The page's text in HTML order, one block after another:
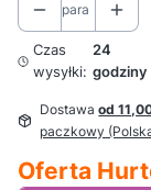
para
Czas
wysyłki:
24
godziny
Dostawaod
paczkowy
Oferta